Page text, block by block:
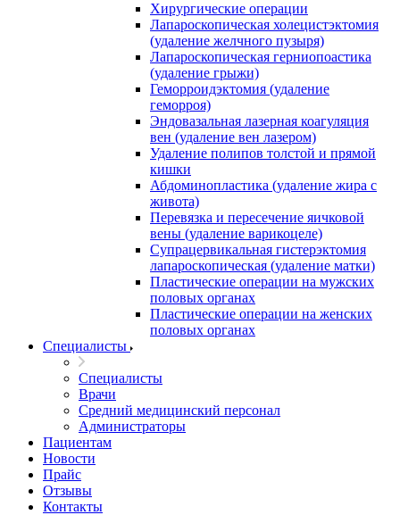
Хирургические операции
Лапароскопическая холецистэктомия
(удаление желчного пузыря)
Лапароскопическая герниопоастика
(удаление грыжи)
Геморроидэктомия (удаление
геморроя)
Эндовазальная лазерная коагуляция
вен (удаление вен лазером)
Удаление полипов толстой и прямой
кишки
Абдоминопластика (удаление жира с
живота)
Перевязка и пересечение яичковой
вены (удаление варикоцеле)
Супрацервикальная гистерэктомия
лапароскопическая (удаление матки)
Пластические операции на мужских
половых органах
Пластические операции на женских
половых органах
Специалисты
Специалисты
Врачи
Средний медицинский персонал
Администраторы
Пациентам
Новости
Прайс
Отзывы
Контакты